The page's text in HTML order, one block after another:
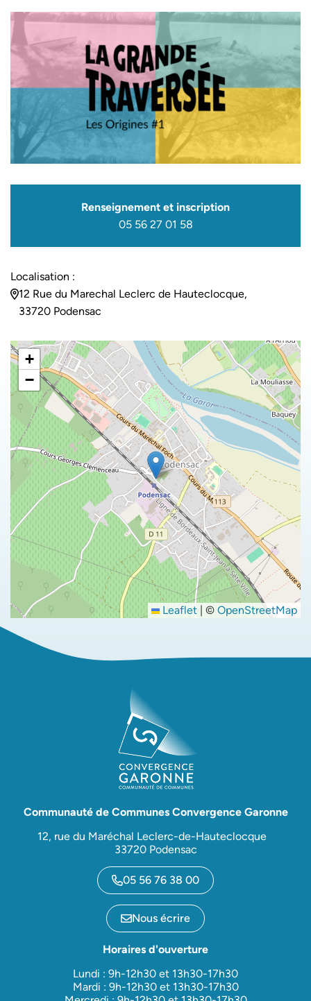
Renseignement et inscription
05 56 27 01 58
Localisation :
12 Rue du Marechal Leclerc de Hauteclocque,
33720 Podensac
+
−
Leaflet © OpenStreetMap
Communauté de Communes Convergence Garonne
12, rue du Maréchal Leclerc-de-Hauteclocque
33720 Podensac
05 56 76 38 00
Nous écrire
Horaires d'ouverture
Lundi : 9h-12h30 et 13h30-17h30
Mardi : 9h-12h30 et 13h30-17h30